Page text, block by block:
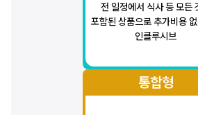
전 일정에서 식사 등 모든
포함된 상품으로 추가비용
인클루시브
통합형